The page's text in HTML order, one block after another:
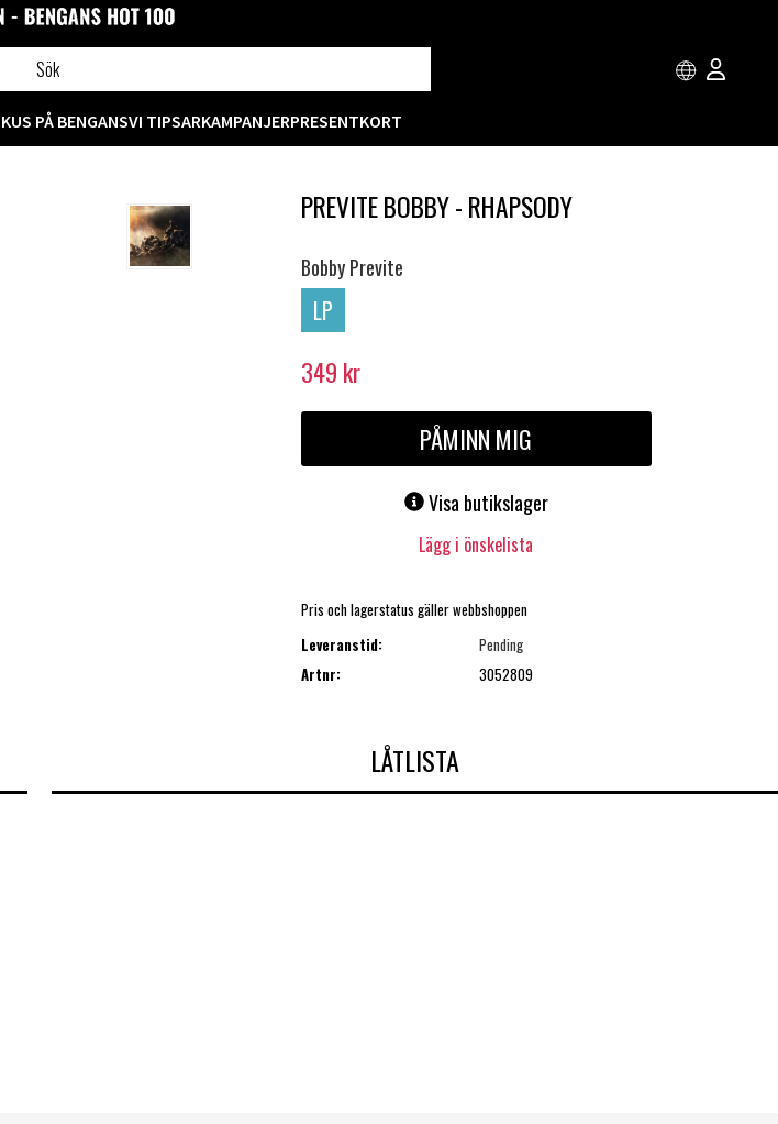
PÅ BENGANSVI TIPSARKAMPANJERPRESENTKORT
PREVITE BOBBY - RHAPSODY
Bobby Previte
LP
349 kr
PÅMINN MIG
Visa butikslager
Lägg i önskelista
Pris och lagerstatus gäller webbshoppen
Leveranstid:
Pending
Artnr:
3052809
LÅTLISTA